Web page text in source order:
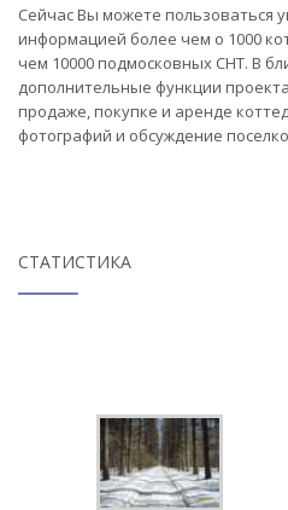
Сейчас Вы можете пользоваться
информацией более чем о 1000
чем 10000 подмосковных СНТ. В
дополнительные функции
продаже, покупке и аренде
фотографий и обсуждение
СТАТИСТИКА